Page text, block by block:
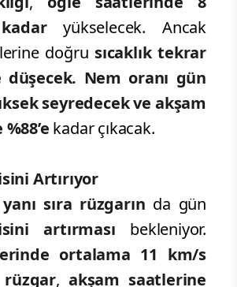
kadaryükselecek. Ancak
doğru sıcaklık tekrar
düşecek. Nem oranı gün
seyredecek ve akşam
kadar çıkacak.
Artırıyor
sıra rüzgarın da gün
artırması bekleniyor.
ortalama 11 km/s
rüzgar, akşam saatlerine